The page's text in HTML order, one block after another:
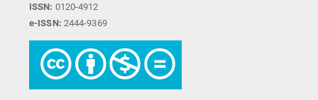
ISSN: 0120-4912
e-ISSN: 2444-9369